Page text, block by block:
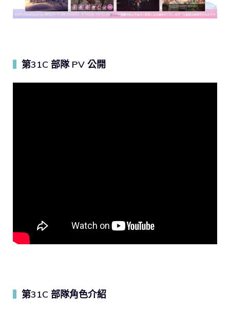
第31C 部隊 PV 公開
第31C 部隊角色介紹